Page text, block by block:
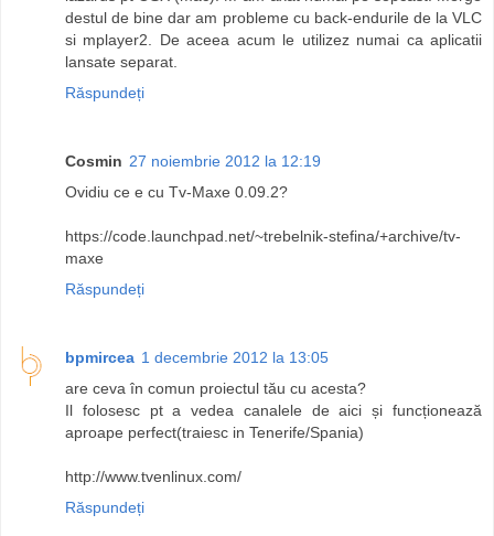
destul de bine dar am probleme cu back-endurile de la VLC
si mplayer2. De aceea acum le utilizez numai ca aplicatii
lansate separat.
Răspundeți
Cosmin 27 noiembrie 2012 la 12:19
Ovidiu ce e cu Tv-Maxe 0.09.2?
https://code.launchpad.net/~trebelnik-stefina/+archive/tv-
maxe
Răspundeți
bpmircea 1 decembrie 2012 la 13:05
are ceva în comun proiectul tău cu acesta?
Il folosesc pt a vedea canalele de aici și funcționează
aproape perfect(traiesc in Tenerife/Spania)
http://www.tvenlinux.com/
Răspundeți